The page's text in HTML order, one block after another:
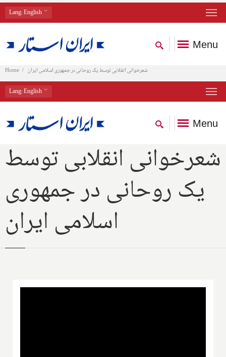
Lang: English
Menu
Home شعرخوانی انقلابی توسط یک روحانی در جمهوری اسلامی ایران
Lang: English
Menu
شعرخوانی انقلابی توسط
یک روحانی در جمهوری
اسلامی ایران